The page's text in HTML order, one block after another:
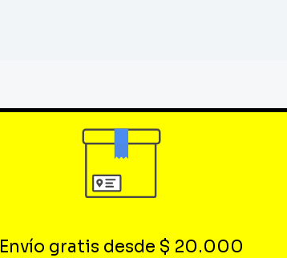
Envío gratis desde $ 20.000